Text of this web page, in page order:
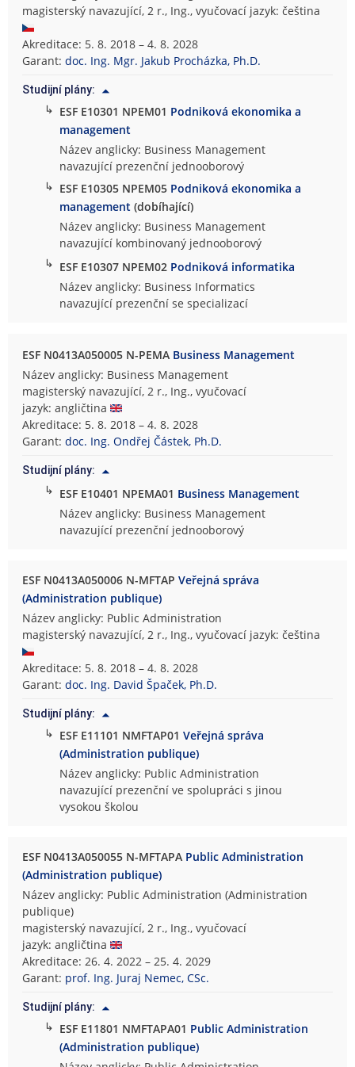
magisterský navazující, 2 r., Ing., vyučovací jazyk: čeština
Akreditace: 5. 8. 2018 – 4. 8. 2028
Garant:doc. Ing. Mgr. Jakub Procházka, Ph.D.
Studijní plány:
↳ ESF E10301 NPEM01 Podniková ekonomika a
management
Název anglicky: Business Management
navazující prezenční jednooborový
↳ ESF E10305 NPEM05 Podniková ekonomika a
management (dobíhající)
Název anglicky: Business Management
navazující kombinovaný jednooborový
↳ ESF E10307 NPEM02 Podniková informatika
Název anglicky: Business Informatics
navazující prezenční se specializací
ESF N0413A050005 N-PEMA Business Management
Název anglicky: Business Management
magisterský navazující, 2 r., Ing., vyučovací
jazyk: angličtina
Akreditace: 5. 8. 2018 – 4. 8. 2028
Garant:doc. Ing. Ondřej Částek, Ph.D.
Studijní plány:
↳ ESF E10401 NPEMA01 Business Management
Název anglicky: Business Management
navazující prezenční jednooborový
ESF N0413A050006 N-MFTAPVeřejná správa
(Administration publique)
Název anglicky: Public Administration
magisterský navazující, 2 r., Ing., vyučovací jazyk: čeština
Akreditace: 5. 8. 2018 – 4. 8. 2028
Garant:doc. Ing. David Špaček, Ph.D.
Studijní plány:
↳ ESF E11101 NMFTAP01Veřejná správa
(Administration publique)
Název anglicky: Public Administration
navazující prezenční ve spolupráci s jinou
vysokou školou
ESF N0413A050055 N-MFTAPA Public Administration
(Administration publique)
Název anglicky: Public Administration (Administration
publique)
magisterský navazující, 2 r., Ing., vyučovací
jazyk: angličtina
Akreditace: 26. 4. 2022 – 25. 4. 2029
Garant: prof. Ing. Juraj Nemec, CSc.
Studijní plány:
↳ ESF E11801 NMFTAPA01 Public Administration
(Administration publique)